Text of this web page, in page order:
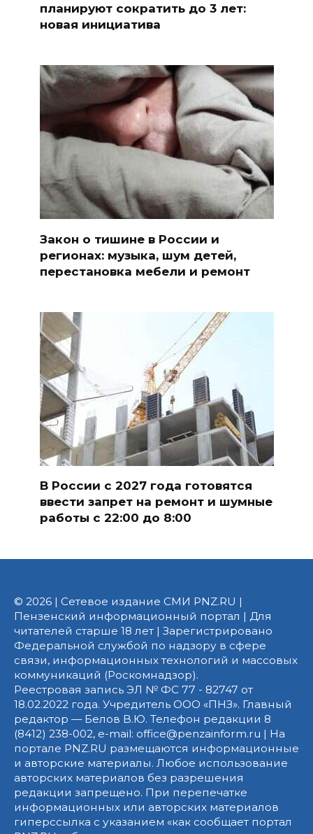
планируют сократить до 3 лет:
новая инициатива
Закон о тишине в России и
регионах: музыка, шум детей,
перестановка мебели и ремонт
В России с 2027 года готовятся
ввести запрет на ремонт и шумные
работы с 22:00 до 8:00
© 2026 | Сетевое издание СМИ PNZ.RU |
Пензенский информационный портал | Для
читателей старше 18 лет | Зарегистрировано
Федеральной службой по надзору в сфере
связи, информационных технологий и массовых
коммуникаций (Роскомнадзор).
Реестровая запись ЭЛ № ФС 77 - 82747 от
18.02.2022 года. Учредитель ООО «ПНЗ». Главный
редактор — Белов В.Ю. Телефон редакции 8
(8412) 238-002, e-mail: office@penzainform.ru | На
портале PNZ.RU размещаются информационные
и авторские материалы. Любое использование
авторских материалов без разрешения
редакции запрещено. При перепечатке
информационных или авторских материалов
гиперссылка с указанием «как сообщает портал